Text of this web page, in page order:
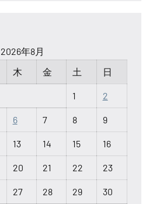
2026年8月
木 金 土 日
1 2
6 7 8 9
13 14 15 16
20 21 22 23
27 28 29 30